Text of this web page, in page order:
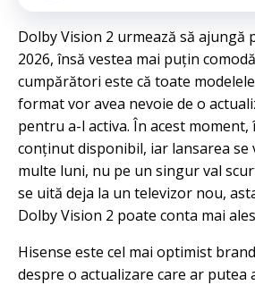
Dolby Vision 2 urmează să ajungă
2026, însă vestea mai puțin
cumpărători este că toate
format vor avea nevoie de o
pentru a-l activa. În acest moment,
conținut disponibil, iar lansarea se
multe luni, nu pe un singur val
se uită deja la un televizor nou,
Dolby Vision 2 poate conta mai
Hisense este cel mai optimist
despre o actualizare care ar putea